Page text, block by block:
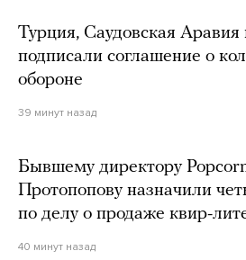
Турция, Саудовская Аравия
подписали соглашение о
обороне
39 минут назад
Бывшему директору
Протопопову назначили
по делу о продаже квир-
40 минут назад